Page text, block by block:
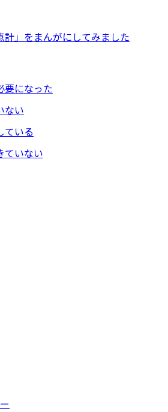
計」をまんがにしてみました
要になった
ない
ている
ていない